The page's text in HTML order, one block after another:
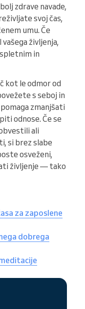
zdrave navade,
svoj čas,
umu. Če
življenja,
in
kot le odmor od
s seboj in
zmanjšati
odnose. Če se
ali
si brez slabe
osveženi,
življenje — tako
za zaposlene
dobrega